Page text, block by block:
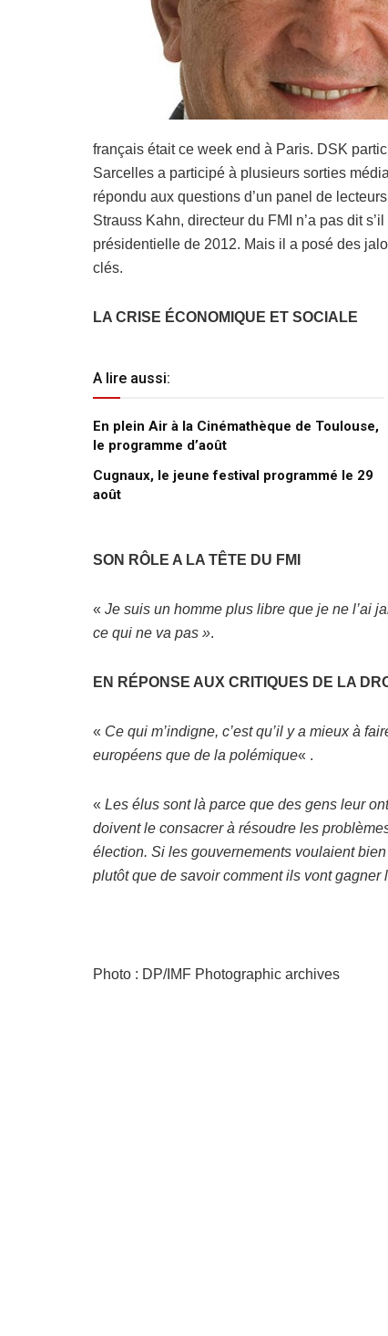
français était ce week end à Paris. DSK
Sarcelles a participé à plusieurs sorties
répondu aux questions d’un panel de
Strauss Kahn, directeur du FMI n’a pas dit
présidentielle de 2012. Mais il a posé des
clés.
LA CRISE ÉCONOMIQUE ET SOCIALE
A lire aussi:
En plein Air à la Cinémathèque de Toulouse,
le programme d’août
Cugnaux, le jeune festival programmé le 29
août
SON RÔLE A LA TÊTE DU FMI
« Je suis un homme plus libre que je ne l’ai
ce qui ne va pas ».
EN RÉPONSE AUX CRITIQUES DE LA
« Ce qui m’indigne, c’est qu’il y a mieux à
européens que de la polémique« .
« Les élus sont là parce que des gens leur
doivent le consacrer à résoudre les
élection. Si les gouvernements voulaient
plutôt que de savoir comment ils vont
Photo : DP/IMF Photographic archives